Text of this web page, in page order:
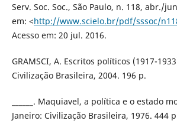
Serv. Soc. Soc., São Paulo, n. 118, abr./
em: <http://www.scielo.br/pdf/sssoc/
Acesso em: 20 jul. 2016.
GRAMSCI, A. Escritos políticos (1917-
Civilização Brasileira, 2004. 196 p.
______. Maquiavel, a política e o estado
Janeiro: Civilização Brasileira, 1976. 444